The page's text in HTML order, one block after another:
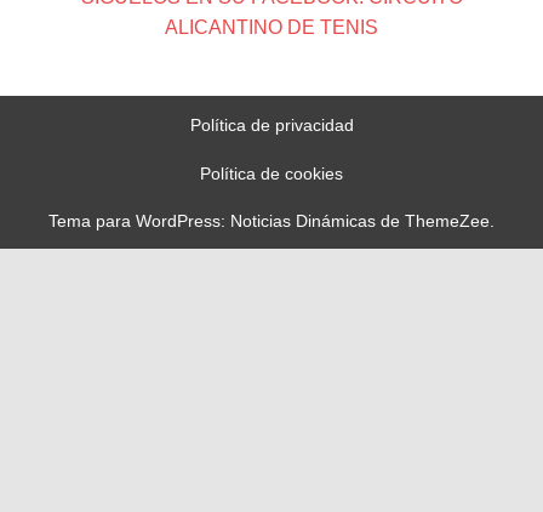
ALICANTINO DE TENIS
Política de privacidad
Política de cookies
Tema para WordPress: Noticias Dinámicas de ThemeZee.